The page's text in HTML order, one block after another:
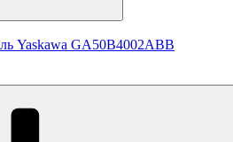
Yaskawa GA50B4002ABB